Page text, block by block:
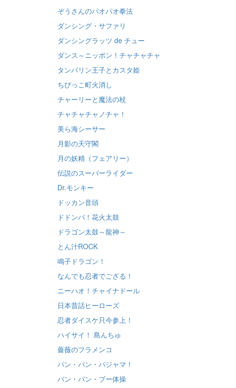
ぞうさんのパオパオ拳法
ダンシング・サファリ
ダンシングラッツ de チュー
ダンス～ニッポン！チャチャチャ
タンバリン王子とカスタ姫
ちびっこ町火消し
チャーリーと魔法の杖
チャチャチャノチャ！
美ら海シーサー
月影の天守閣
月の妖精（フェアリー）
伝説のスーパーライダー
Dr.モンキー
ドッカン音頭
ドドンパ！花火太鼓
ドラゴン太鼓～龍神～
とん汁ROCK
鳴子ドラゴン！
なんでも忍者でござる！
ニーハオ！チャイナドール
日本昔話ヒーローズ
忍者ダイスケ只今参上！
ハイサイ！ 島んちゅ
薔薇のフラメンコ
パン・パン・パジャマ！
バン・バン・ブー体操